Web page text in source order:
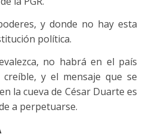
y donde no hay esta
política.
no habrá en el país
y el mensaje que se
la cueva de César Duarte es
a perpetuarse.